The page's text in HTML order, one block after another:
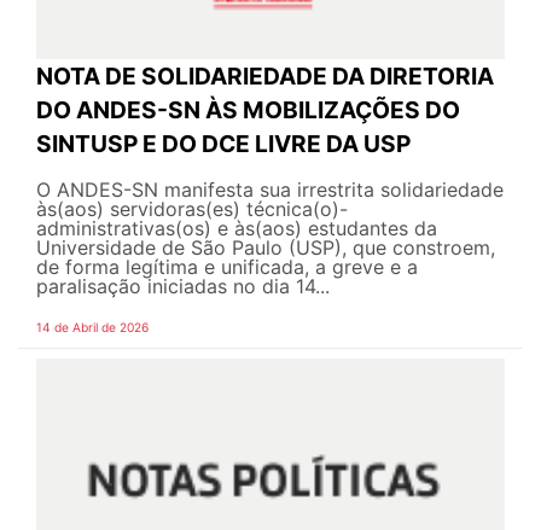
NOTA DE SOLIDARIEDADE DA DIRETORIA
DO ANDES-SN ÀS MOBILIZAÇÕES DO
SINTUSP E DO DCE LIVRE DA USP
O ANDES-SN manifesta sua irrestrita solidariedade
às(aos) servidoras(es) técnica(o)-
administrativas(os) e às(aos) estudantes da
Universidade de São Paulo (USP), que constroem,
de forma legítima e unificada, a greve e a
paralisação iniciadas no dia 14...
14 de Abril de 2026